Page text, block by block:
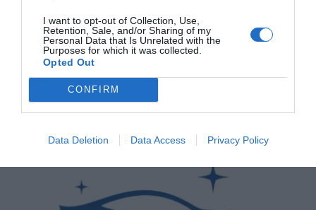
I want to opt-out of Collection, Use,
Retention, Sale, and/or Sharing of my
Personal Data that Is Unrelated with the
Purposes for which it was collected.
Opted Out
CONFIRM
Data Deletion Data Access Privacy Policy